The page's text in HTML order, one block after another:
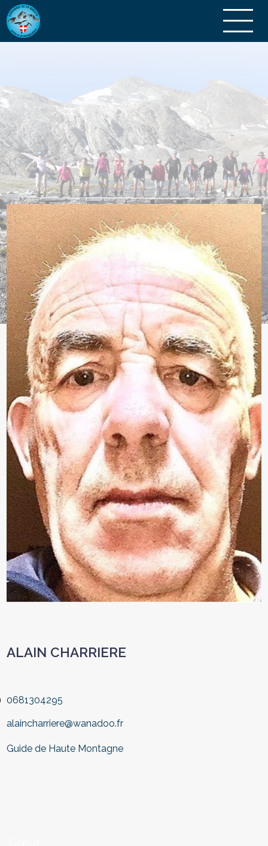
ALAIN CHARRIERE
0681304295
alaincharriere@wanadoo.fr
Guide de Haute Montagne